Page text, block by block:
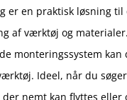
er en praktisk løsning til
af værktøj og
monteringssystem kan
Ideel, når du
nemt kan flyttes eller